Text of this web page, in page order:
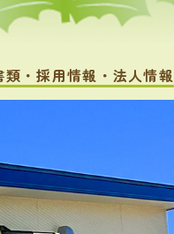
類・採用情報・法人情報